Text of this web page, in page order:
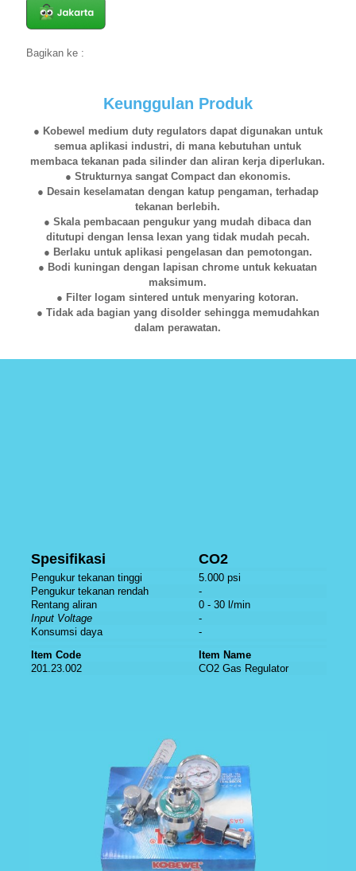
Bagikan ke :
Keunggulan Produk
● Kobewel medium duty regulators dapat digunakan untuk
semua aplikasi industri, di mana kebutuhan untuk
membaca tekanan pada silinder dan aliran kerja diperlukan.
● Strukturnya sangat Compact dan ekonomis.
● Desain keselamatan dengan katup pengaman, terhadap
tekanan berlebih.
● Skala pembacaan pengukur yang mudah dibaca dan
ditutupi dengan lensa lexan yang tidak mudah pecah.
● Berlaku untuk aplikasi pengelasan dan pemotongan.
● Bodi kuningan dengan lapisan chrome untuk kekuatan
maksimum.
● Filter logam sintered untuk menyaring kotoran.
● Tidak ada bagian yang disolder sehingga memudahkan
dalam perawatan.
Spesifikasi CO2
Pengukur tekanan tinggi
5.000 psi
Pengukur tekanan rendah
-
Rentang aliran
0 - 30 l/min
Input Voltage
-
Konsumsi daya
-
Item Code
Item Name
201.23.002
CO2 Gas Regulator